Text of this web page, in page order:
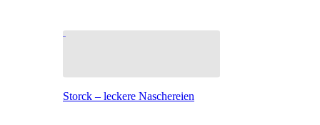
Storck – leckere Naschereien